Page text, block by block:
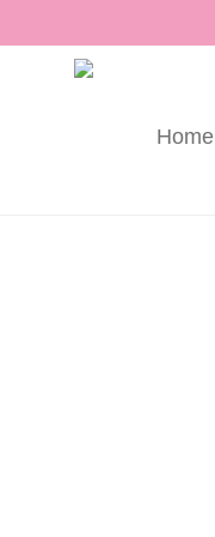
Home